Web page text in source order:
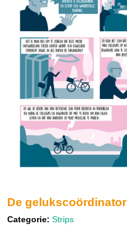
De gelukscoördinator
Categorie: Strips